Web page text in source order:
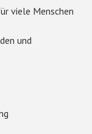
viele Menschen
und